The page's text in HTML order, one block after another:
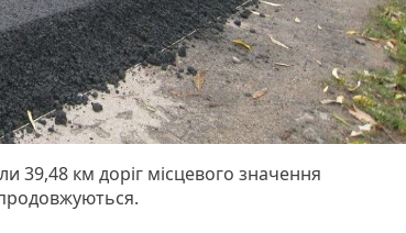
39,48 км доріг місцевого значення